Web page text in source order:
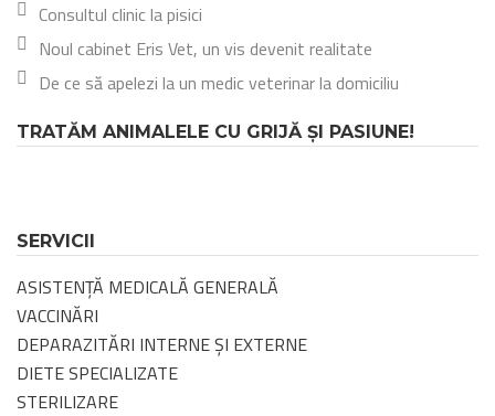
Consultul clinic la pisici
Noul cabinet Eris Vet, un vis devenit realitate
De ce să apelezi la un medic veterinar la domiciliu
TRATĂM ANIMALELE CU GRIJĂ ȘI PASIUNE!
SERVICII
ASISTENȚĂ MEDICALĂ GENERALĂ
VACCINĂRI
DEPARAZITĂRI INTERNE ȘI EXTERNE
DIETE SPECIALIZATE
STERILIZARE